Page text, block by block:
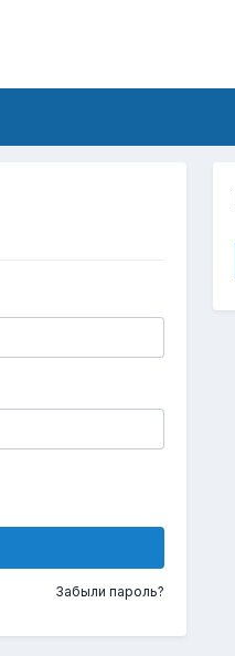
Забыли пароль?